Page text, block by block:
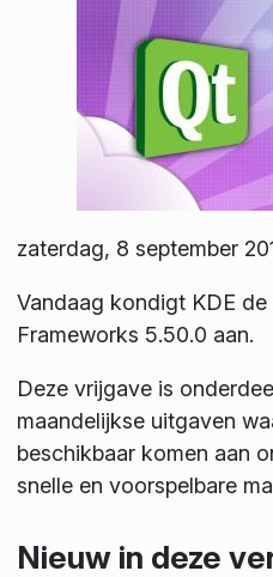
zaterdag, 8 september
Vandaag kondigt KDE
Frameworks 5.50.0 aan.
Deze vrijgave is
maandelijkse uitgaven
beschikbaar komen aan
snelle en voorspelbare
Nieuw in deze